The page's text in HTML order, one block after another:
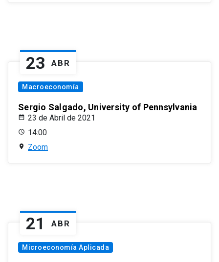
23 ABR
Macroeconomía
Sergio Salgado, University of Pennsylvania
23 de Abril de 2021
14:00
Zoom
21 ABR
Microeconomía Aplicada